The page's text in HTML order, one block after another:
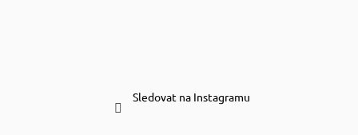
Sledovat na Instagramu